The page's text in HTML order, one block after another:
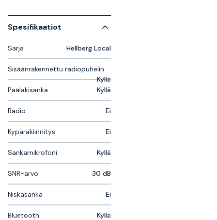
Spesifikaatiot
Sarja Hellberg Local
Sisäänrakennettu radiopuhelin
Kyllä
Päälakisanka
Kyllä
Radio Ei
Kypäräkiinnitys Ei
Sankamikrofoni Kyllä
SNR-arvo 30 dB
Niskasanka Ei
Bluetooth Kyllä